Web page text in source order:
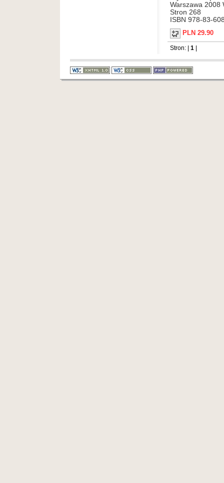
Warszawa 2008
Stron 268
ISBN 978-83-
PLN 29.90
Stron: | 1|